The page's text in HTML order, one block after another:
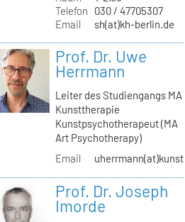
Telefon
030 / 47705307
Email
sh(at)kh-berlin.de
Prof. Dr. Uwe
Herrmann
Leiter des Studiengangs MA
Kunsttherapie
Kunstpsychotherapeut (MA
Art Psychotherapy)
Email
Prof. Dr. Joseph
Imorde